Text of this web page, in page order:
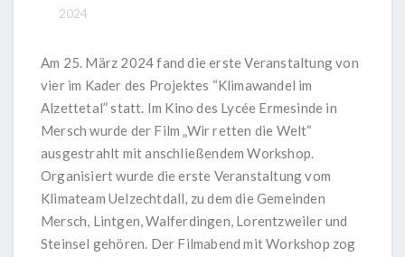
2024
Am 25. März 2024 fand die erste Veranstaltung von
vier im Kader des Projektes “Klimawandel im
Alzettetal” statt. Im Kino des Lycée Ermesinde in
Mersch wurde der Film „Wir retten die Welt“
ausgestrahlt mit anschließendem Workshop.
Organisiert wurde die erste Veranstaltung vom
Klimateam Uelzechtdall, zu dem die Gemeinden
Mersch, Lintgen, Walferdingen, Lorentzweiler und
Steinsel gehören. Der Filmabend mit Workshop zog